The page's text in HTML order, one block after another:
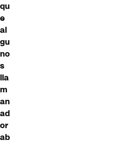
qu
e
al
gu
no
s
lla
m
an
ad
or
ab